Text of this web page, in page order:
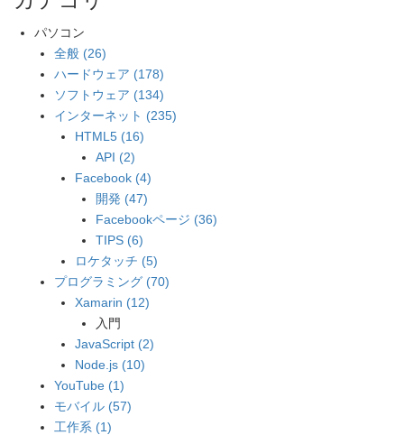
パソコン
全般 (26)
ハードウェア (178)
ソフトウェア (134)
インターネット (235)
HTML5 (16)
API (2)
Facebook (4)
開発 (47)
Facebookページ (36)
TIPS (6)
ロケタッチ (5)
プログラミング (70)
Xamarin (12)
入門
JavaScript (2)
Node.js (10)
YouTube (1)
モバイル (57)
工作系 (1)